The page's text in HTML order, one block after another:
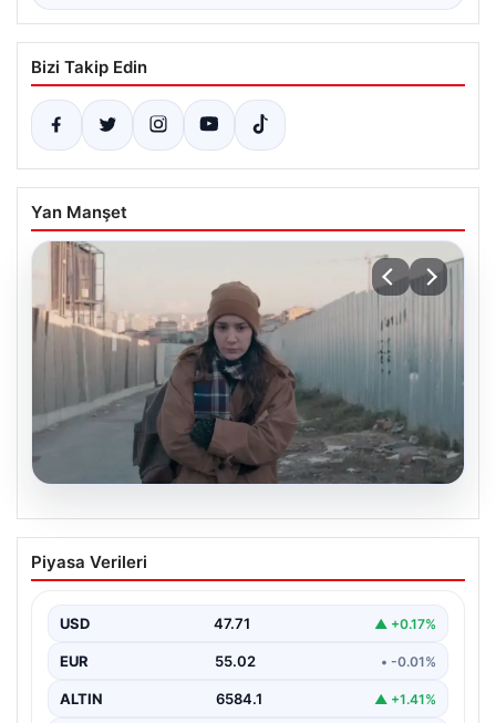
Bizi Takip Edin
Yan Manşet
05.08.2026
Türk sinemasında farklı bir imza: Ceylan
Özgün Özçelik’in en iyi filmleri
Piyasa Verileri
USD 47.71 ▲ +0.17%
EUR 55.02 • -0.01%
ALTIN 6584.1 ▲ +1.41%